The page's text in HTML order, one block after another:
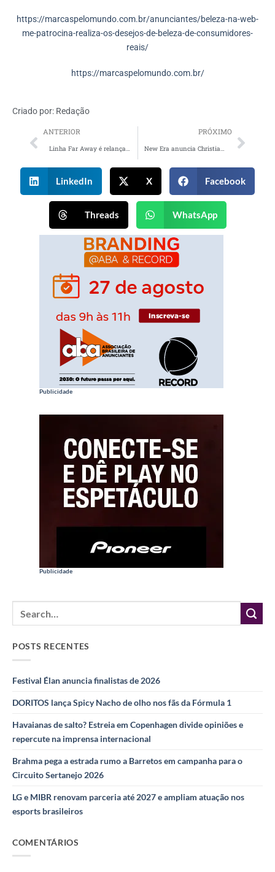
https://marcaspelomundo.com.br/anunciantes/beleza-na-web-
me-patrocina-realiza-os-desejos-de-beleza-de-consumidores-
reais/
https://marcaspelomundo.com.br/
Criado por: Redação
ANTERIOR PRÓXIMO
LinkedIn X Facebook
Threads WhatsApp
Publicidade
Publicidade
POSTS RECENTES
Festival Élan anuncia finalistas de 2026
DORITOS lança Spicy Nacho de olho nos fãs da Fórmula 1
Havaianas de salto? Estreia em Copenhagen divide opiniões e
repercute na imprensa internacional
Brahma pega a estrada rumo a Barretos em campanha para o
Circuito Sertanejo 2026
LG e MIBR renovam parceria até 2027 e ampliam atuação nos
esports brasileiros
COMENTÁRIOS